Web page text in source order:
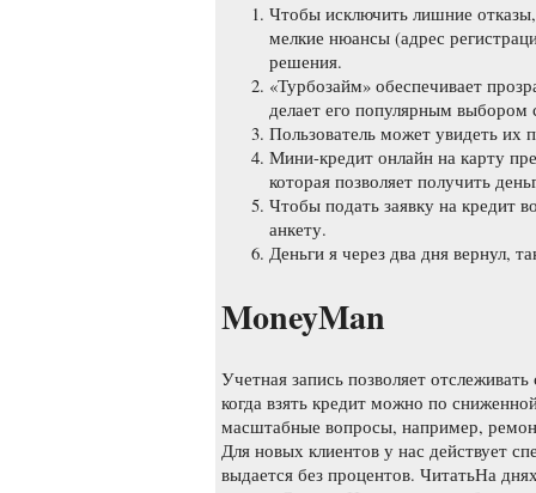
Чтобы исключить лишние
мелкие нюансы (адрес
решения.
«Турбозайм» обеспечивает
делает его популярным выбором
Пользователь может увидеть их
Мини-кредит онлайн на карту
которая позволяет получить
Чтобы подать заявку на кредит
анкету.
Деньги я через два дня вернул,
MoneyMan
Учетная запись позволяет
когда взять кредит можно по
масштабные вопросы, например,
Для новых клиентов у нас действует
выдается без процентов. ЧитатьНа